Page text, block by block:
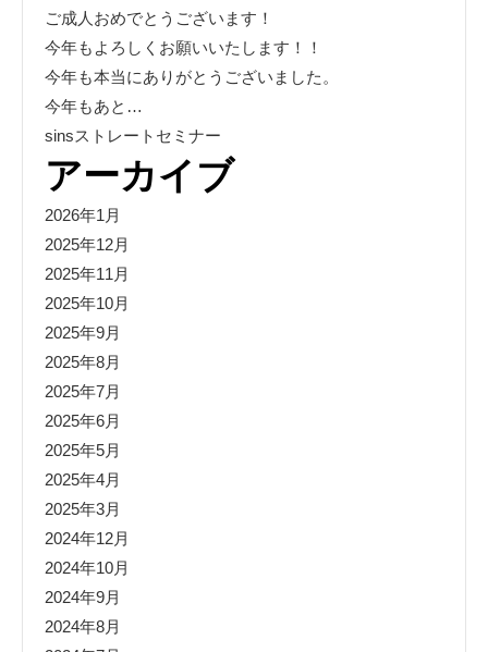
ご成人おめでとうございます！
今年もよろしくお願いいたします！！
今年も本当にありがとうございました。
今年もあと…
sinsストレートセミナー
アーカイブ
2026年1月
2025年12月
2025年11月
2025年10月
2025年9月
2025年8月
2025年7月
2025年6月
2025年5月
2025年4月
2025年3月
2024年12月
2024年10月
2024年9月
2024年8月